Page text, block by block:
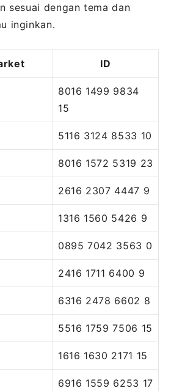
sesuai dengan tema dan
inginkan.
ID
8016 1499 9834
15
5116 3124 8533 10
8016 1572 5319 23
2616 2307 4447 9
1316 1560 5426 9
0895 7042 3563 0
2416 1711 6400 9
6316 2478 6602 8
5516 1759 7506 15
1616 1630 2171 15
6916 1559 6253 17